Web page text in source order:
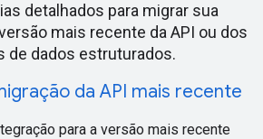
detalhados para migrar sua
mais recente da API ou dos
de dados estruturados.
da API mais recente
para a versão mais recente